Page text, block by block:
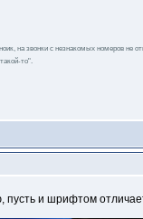
на звонки с незнакомых номеров не
то".
пусть и шрифтом